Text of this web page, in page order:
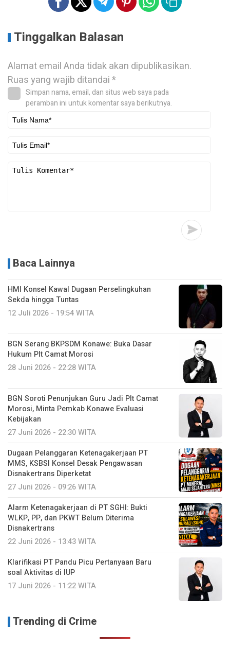
Tinggalkan Balasan
Alamat email Anda tidak akan dipublikasikan.
Ruas yang wajib ditandai*
Simpan nama, email, dan situs web saya pada
peramban ini untuk komentar saya berikutnya.
Baca Lainnya
HMI Konsel Kawal Dugaan Perselingkuhan
Sekda hingga Tuntas
12 Juli 2026 - 19:54 WITA
BGN Serang BKPSDM Konawe: Buka Dasar
Hukum Plt Camat Morosi
28 Juni 2026 - 22:28 WITA
BGN Soroti Penunjukan Guru Jadi Plt Camat
Morosi, Minta Pemkab Konawe Evaluasi
Kebijakan
27 Juni 2026 - 22:30 WITA
Dugaan Pelanggaran Ketenagakerjaan PT
MMS, KSBSI Konsel Desak Pengawasan
Disnakertrans Diperketat
27 Juni 2026 - 09:26 WITA
Alarm Ketenagakerjaan di PT SGHI: Bukti
WLKP, PP, dan PKWT Belum Diterima
Disnakertrans
22 Juni 2026 - 13:43 WITA
Klarifikasi PT Pandu Picu Pertanyaan Baru
soal Aktivitas di IUP
17 Juni 2026 - 11:22 WITA
Trending di Crime